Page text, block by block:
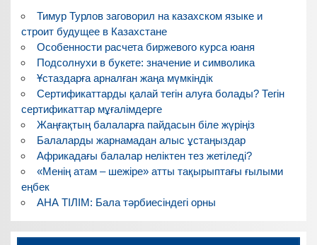
Тимур Турлов заговорил на казахском языке и
строит будущее в Казахстане
Особенности расчета биржевого курса юаня
Подсолнухи в букете: значение и символика
Ұстаздарға арналған жаңа мүмкіндік
Сертификаттарды қалай тегін алуға болады? Тегін
сертификаттар мұғалімдерге
Жаңғақтың балаларға пайдасын біле жүріңіз
Балаларды жарнамадан алыс ұстаңыздар
Африкадағы балалар неліктен тез жетіледі?
«Менің атам – шежіре» атты тақырыптағы ғылыми
еңбек
АНА ТІЛІМ: Бала тәрбиесіндегі орны